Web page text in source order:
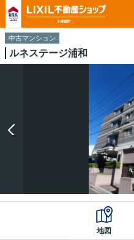
中古マンション
ルネステージ浦和
地図